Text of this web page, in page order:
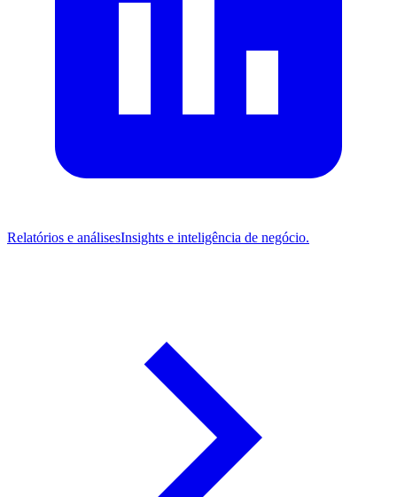
Relatórios e análisesInsights e inteligência de negócio.